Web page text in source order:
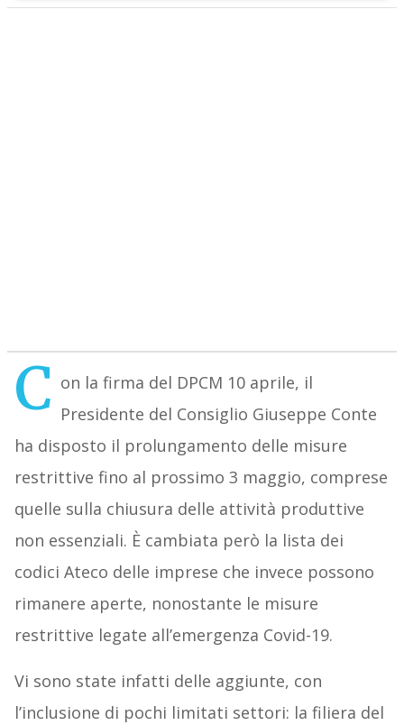
C on la firma del DPCM 10 aprile, il
Presidente del Consiglio Giuseppe Conte
ha disposto il prolungamento delle misure
restrittive fino al prossimo 3 maggio, comprese
quelle sulla chiusura delle attività produttive
non essenziali. È cambiata però la lista dei
codici Ateco delle imprese che invece possono
rimanere aperte, nonostante le misure
restrittive legate all’emergenza Covid-19.
Vi sono state infatti delle aggiunte, con
l’inclusione di pochi limitati settori: la filiera del